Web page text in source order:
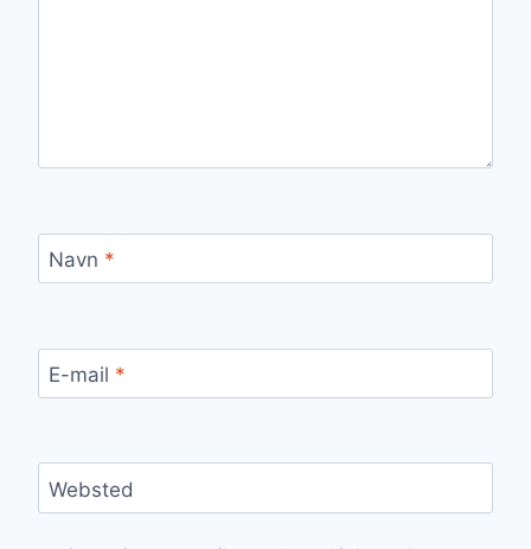
Navn *
E-mail *
Websted